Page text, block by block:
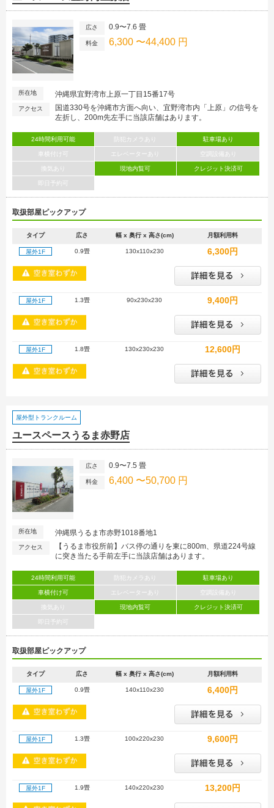
広さ 0.9〜7.6 畳
料金 6,300 〜44,400 円
所在地 沖縄県宜野湾市上原一丁目15番17号
アクセス
国道330号を沖縄市方面へ向い、宜野湾市内「上原」の信号を
左折し、200m先左手に当該店舗はあります。
24時間利用可能 防犯カメラあり 駐車場あり
車横付け可 エレベーターあり 空調設備あり
換気あり 現地内覧可 クレジット決済可
即日予約可
取扱部屋ピックアップ
タイプ 広さ 幅 x 奥行 x 高さ(cm) 月額利用料
屋外1F 0.9畳 130x110x230 6,300円
屋外1F 1.3畳 90x230x230 9,400円
屋外1F 1.8畳 130x230x230 12,600円
屋外型トランクルーム
ユースペースうるま赤野店
広さ 0.9〜7.5 畳
料金 6,400 〜50,700 円
所在地 沖縄県うるま市赤野1018番地1
アクセス
【うるま市役所前】バス停の通りを東に800m、県道224号線
に突き当たる手前左手に当該店舗はあります。
24時間利用可能 防犯カメラあり 駐車場あり
車横付け可 エレベーターあり 空調設備あり
換気あり 現地内覧可 クレジット決済可
即日予約可
取扱部屋ピックアップ
タイプ 広さ 幅 x 奥行 x 高さ(cm) 月額利用料
屋外1F 0.9畳 140x110x230 6,400円
屋外1F 1.3畳 100x220x230 9,600円
屋外1F 1.9畳 140x220x230 13,200円